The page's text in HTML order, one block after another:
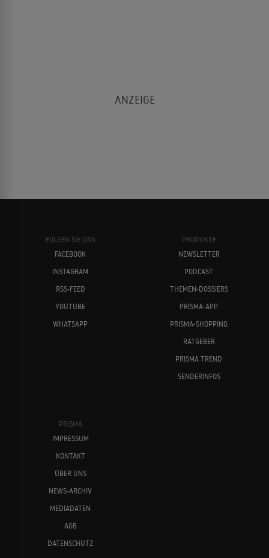
FOLGEN SIE UNS
FACEBOOK
INSTAGRAM
RSS-FEED
YOUTUBE
WHATSAPP
PRODUKTE
NEWSLETTER
PODCAST
THEMEN-DOSSIERS
PRISMA-APP
PRISMA-SHOPPING
RATGEBER
PRISMA TREND
SENDERINFOS
PRISMA
IMPRESSUM
KONTAKT
ÜBER UNS
NEWS-ARCHIV
MEDIADATEN
AGB
DATENSCHUTZ